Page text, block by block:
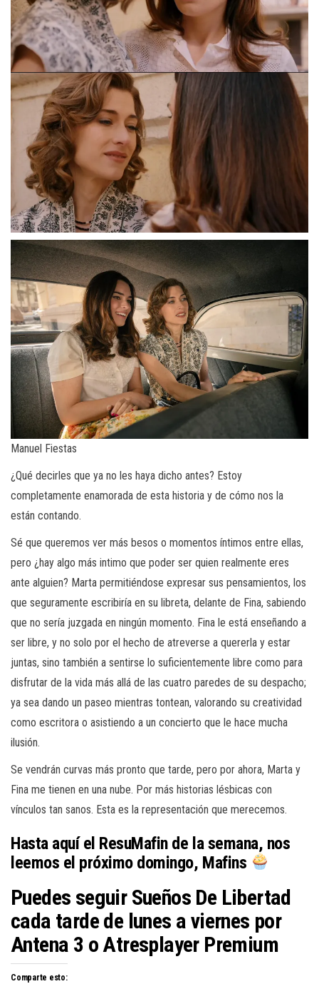
Manuel Fiestas
¿Qué decirles que ya no les haya dicho antes? Estoy
completamente enamorada de esta historia y de cómo nos la
están contando.
Sé que queremos ver más besos o momentos íntimos entre ellas,
pero ¿hay algo más intimo que poder ser quien realmente eres
ante alguien? Marta permitiéndose expresar sus pensamientos, los
que seguramente escribiría en su libreta, delante de Fina, sabiendo
que no sería juzgada en ningún momento. Fina le está enseñando a
ser libre, y no solo por el hecho de atreverse a quererla y estar
juntas, sino también a sentirse lo suficientemente libre como para
disfrutar de la vida más allá de las cuatro paredes de su despacho;
ya sea dando un paseo mientras tontean, valorando su creatividad
como escritora o asistiendo a un concierto que le hace mucha
ilusión.
Se vendrán curvas más pronto que tarde, pero por ahora, Marta y
Fina me tienen en una nube. Por más historias lésbicas con
vínculos tan sanos. Esta es la representación que merecemos.
Hasta aquí el ResuMafin de la semana, nos
leemos el próximo domingo, Mafins
Puedes seguir Sueños De Libertad
cada tarde de lunes a viernes por
Antena 3 o Atresplayer Premium
Comparte esto: